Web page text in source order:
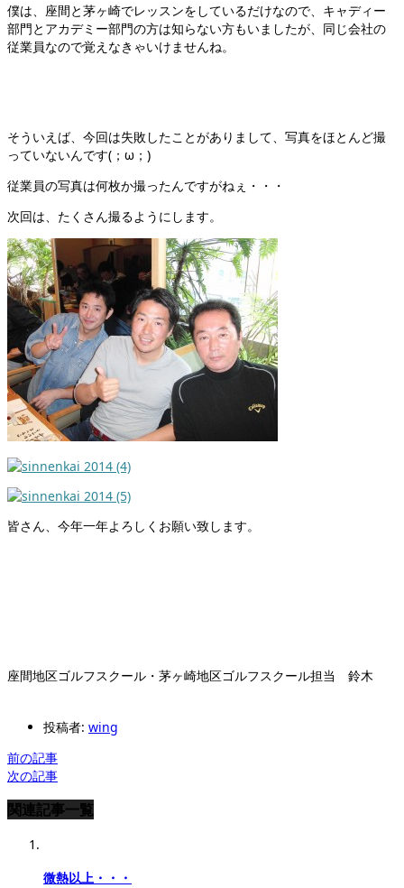
僕は、座間と茅ヶ崎でレッスンをしているだけなので、キャディー
部門とアカデミー部門の方は知らない方もいましたが、同じ会社の
従業員なので覚えなきゃいけませんね。
そういえば、今回は失敗したことがありまして、写真をほとんど撮
っていないんです(；ω；)
従業員の写真は何枚か撮ったんですがねぇ・・・
次回は、たくさん撮るようにします。
皆さん、今年一年よろしくお願い致します。
座間地区ゴルフスクール・茅ヶ崎地区ゴルフスクール担当 鈴木
投稿者: wing
前の記事
次の記事
関連記事一覧
微熱以上・・・